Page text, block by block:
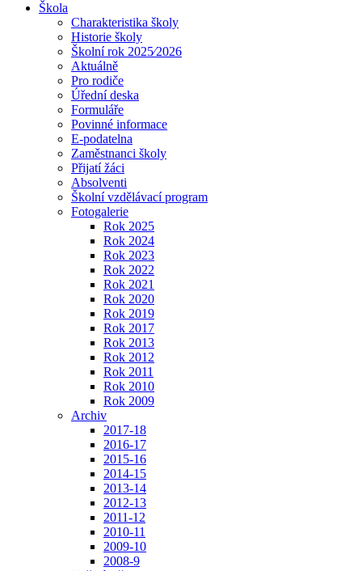
Škola
Charakteristika školy
Historie školy
Školní rok 2025⁄2026
Aktuálně
Pro rodiče
Úřední deska
Formuláře
Povinné informace
E-podatelna
Zaměstnanci školy
Přijatí žáci
Absolventi
Školní vzdělávací program
Fotogalerie
Rok 2025
Rok 2024
Rok 2023
Rok 2022
Rok 2021
Rok 2020
Rok 2019
Rok 2017
Rok 2013
Rok 2012
Rok 2011
Rok 2010
Rok 2009
Archiv
2017-18
2016-17
2015-16
2014-15
2013-14
2012-13
2011-12
2010-11
2009-10
2008-9